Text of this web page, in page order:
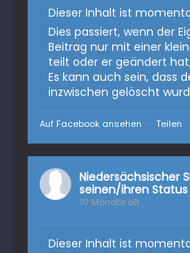
Dieser Inhalt ist
Dies passiert, wenn der
Beitrag nur mit einer
teilt oder er geändert
Es kann auch sein, dass
inzwischen gelöscht
Auf Facebook ansehen · Teilen
Niedersächsischer
seinen/ihren
10 Monate alt
Dieser Inhalt ist